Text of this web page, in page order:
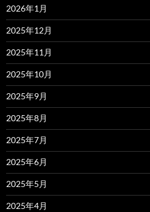
2026年1月
2025年12月
2025年11月
2025年10月
2025年9月
2025年8月
2025年7月
2025年6月
2025年5月
2025年4月